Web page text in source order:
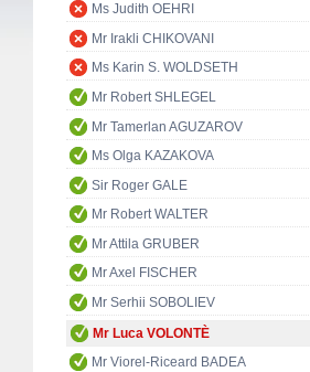
Ms Judith OEHRI
Mr Irakli CHIKOVANI
Ms Karin S. WOLDSETH
Mr Robert SHLEGEL
Mr Tamerlan AGUZAROV
Ms Olga KAZAKOVA
Sir Roger GALE
Mr Robert WALTER
Mr Attila GRUBER
Mr Axel FISCHER
Mr Serhii SOBOLIEV
Mr Luca VOLONTÈ
Mr Viorel-Riceard BADEA